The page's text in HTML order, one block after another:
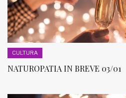
CULTURA
NATUROPATIA IN BREVE 03/01